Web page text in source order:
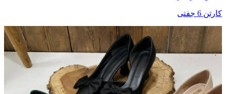
کارتن 6 جفتی